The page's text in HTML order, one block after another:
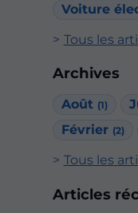
Voiture
Tous les
Archives
Août (1)
Février (2)
Tous les
Articles